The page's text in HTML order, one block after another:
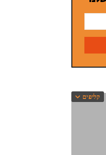
קליפים